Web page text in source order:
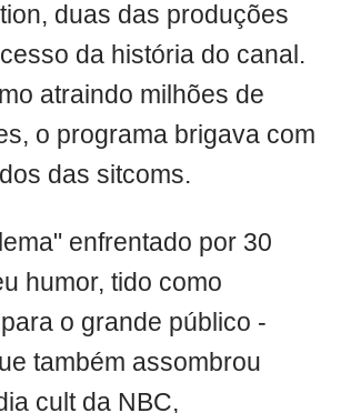
duas das produções
da história do canal.
atraindo milhões de
o programa brigava com
das sitcoms.
enfrentado por 30
humor, tido como
o grande público -
também assombrou
cult da NBC,